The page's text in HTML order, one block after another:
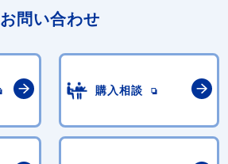
お問い合わせ
購入相談